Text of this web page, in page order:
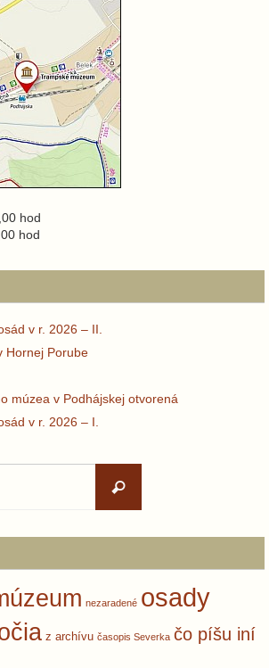
hod
hod
v r. 2026 – II.
Hornej Porube
múzea v Podhájskej otvorená
v r. 2026 – I.
Hľadať
nezaradené osady
z archívu časopis Severka čo píšu iní